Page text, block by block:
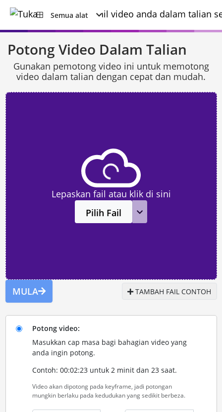
Semua alat
Potong Video Dalam Talian
Gunakan pemotong video ini untuk memotong
video dalam talian dengan cepat dan mudah.
Lepaskan fail atau klik di sini
Pilih Fail
MULA TAMBAH FAIL CONTOH
Potong video:
Masukkan cap masa bagi bahagian video yang
anda ingin potong.
Contoh: 00:02:23 untuk 2 minit dan 23 saat.
Video akan dipotong pada keyframe, jadi potongan
mungkin berlaku pada kedudukan yang sedikit berbeza.